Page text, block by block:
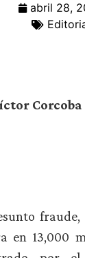
abril 28,
fraude,
en 13,000